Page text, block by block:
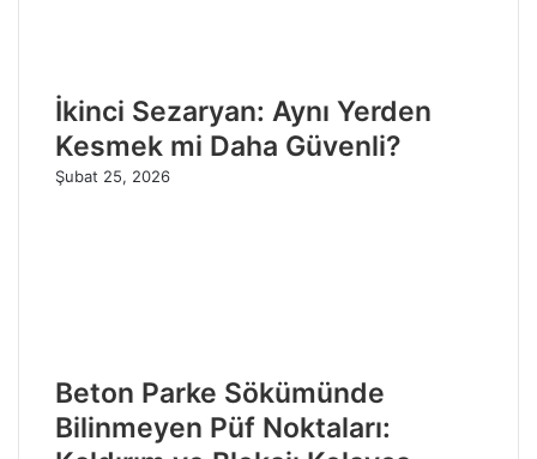
İkinci Sezaryan: Aynı Yerden
Kesmek mi Daha Güvenli?
Şubat 25, 2026
Beton Parke Sökümünde
Bilinmeyen Püf Noktaları: